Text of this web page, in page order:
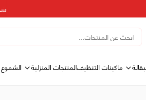
ماكينات التنظيفالمنتجات المنزلية الشموع